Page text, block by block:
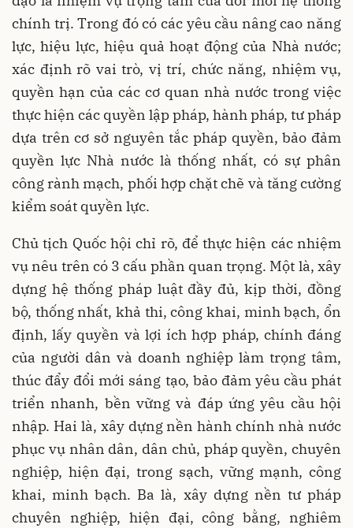
chính trị. Trong đó có các yêu cầu nâng cao năng
lực, hiệu lực, hiệu quả hoạt động của Nhà nước;
xác định rõ vai trò, vị trí, chức năng, nhiệm vụ,
quyền hạn của các cơ quan nhà nước trong việc
thực hiện các quyền lập pháp, hành pháp, tư pháp
dựa trên cơ sở nguyên tắc pháp quyền, bảo đảm
quyền lực Nhà nước là thống nhất, có sự phân
công rành mạch, phối hợp chặt chẽ và tăng cường
kiểm soát quyền lực.
Chủ tịch Quốc hội chỉ rõ, để thực hiện các nhiệm
vụ nêu trên có 3 cấu phần quan trọng. Một là, xây
dựng hệ thống pháp luật đầy đủ, kịp thời, đồng
bộ, thống nhất, khả thi, công khai, minh bạch, ổn
định, lấy quyền và lợi ích hợp pháp, chính đáng
của người dân và doanh nghiệp làm trọng tâm,
thúc đẩy đổi mới sáng tạo, bảo đảm yêu cầu phát
triển nhanh, bền vững và đáp ứng yêu cầu hội
nhập. Hai là, xây dựng nền hành chính nhà nước
phục vụ nhân dân, dân chủ, pháp quyền, chuyên
nghiệp, hiện đại, trong sạch, vững mạnh, công
khai, minh bạch. Ba là, xây dựng nền tư pháp
chuyên nghiệp, hiện đại, công bằng, nghiêm